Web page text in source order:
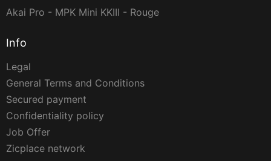
Akai Pro - MPK Mini KKIII - Rouge
Info
Legal
General Terms and Conditions
Secured payment
Confidentiality policy
Job Offer
Zicplace network